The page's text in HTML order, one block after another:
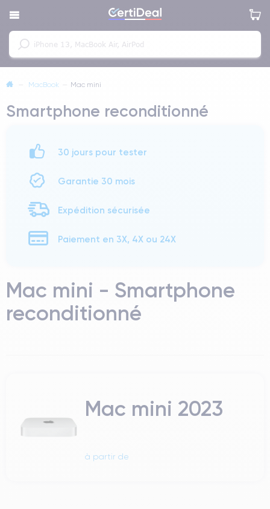
— MacBook — Mac mini
Smartphone reconditionné
30 jours pour tester
Garantie 30 mois
Expédition sécurisée
Paiement en 3X, 4X ou 24X
Mac mini - Smartphone
reconditionné
Mac mini 2023
à partir de